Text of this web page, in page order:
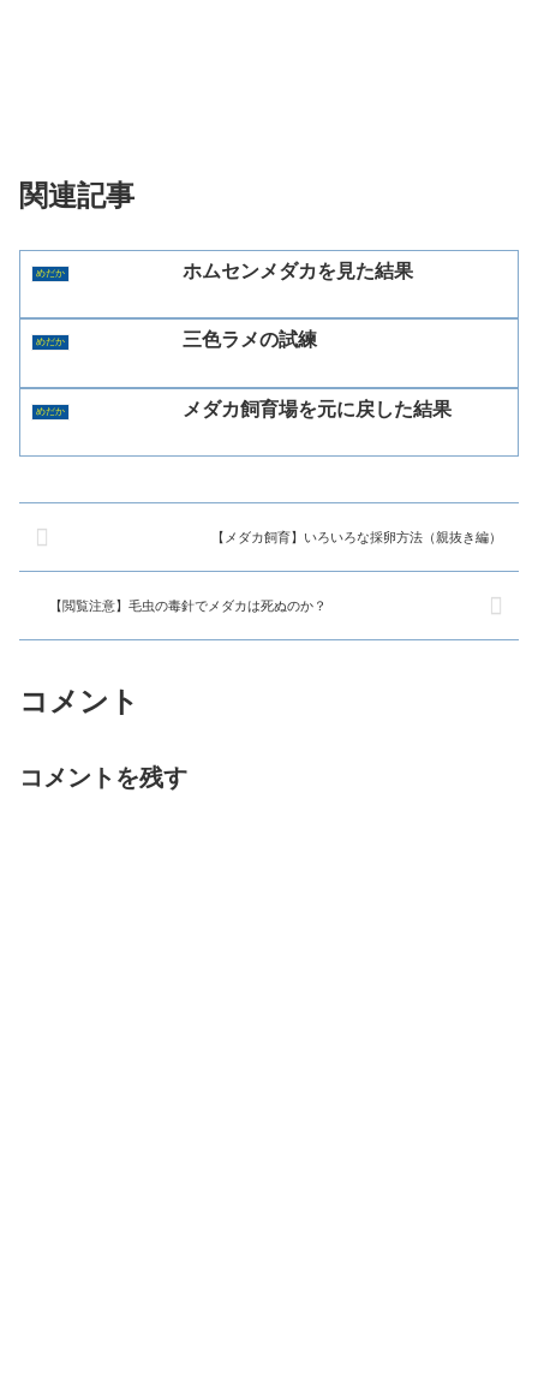
関連記事
めだか ホムセンメダカを見た結果
めだか 三色ラメの試練
めだか メダカ飼育場を元に戻した結果
【メダカ飼育】いろいろな採卵方法（親抜き編）
【閲覧注意】毛虫の毒針でメダカは死ぬのか？
コメント
コメントを残す